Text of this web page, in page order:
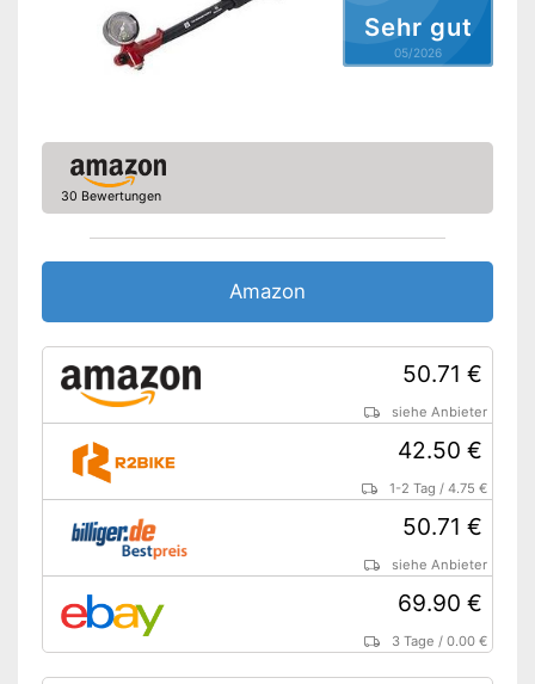
Vorteile
Funktion zum Druckablassen
Inklusive Manometer
Sehr gut
05/2026
30 Bewertungen
Amazon
50.71 €
siehe Anbieter
42.50 €
1-2 Tag /4.75 €
50.71 €
siehe Anbieter
69.90 €
3 Tage /0.00 €